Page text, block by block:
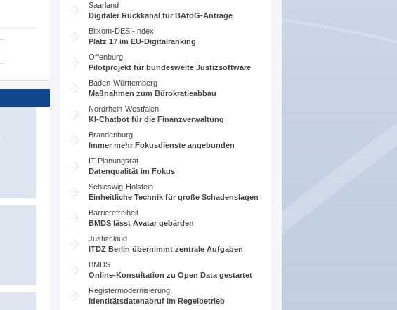
Saarland
Digitaler Rückkanal für BAföG-Anträge
Bitkom-DESI-Index
Platz 17 im EU-Digitalranking
Offenburg
Pilotprojekt für bundesweite Justizsoftware
Baden-Württemberg
Maßnahmen zum Bürokratieabbau
Nordrhein-Westfalen
KI-Chatbot für die Finanzverwaltung
Brandenburg
Immer mehr Fokusdienste angebunden
IT-Planungsrat
Datenqualität im Fokus
Schleswig-Holstein
Einheitliche Technik für große Schadenslagen
Barrierefreiheit
BMDS lässt Avatar gebärden
Justizcloud
ITDZ Berlin übernimmt zentrale Aufgaben
BMDS
Online-Konsultation zu Open Data gestartet
Registermodernisierung
Identitätsdatenabruf im Regelbetrieb